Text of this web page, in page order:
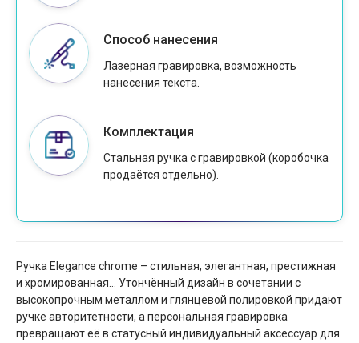
Способ нанесения
Лазерная гравировка, возможность
нанесения текста.
Комплектация
Стальная ручка с гравировкой (коробочка
продаётся отдельно).
Ручка Elegance chrome – стильная, элегантная, престижная
и хромированная… Утончённый дизайн в сочетании с
высокопрочным металлом и глянцевой полировкой придают
ручке авторитетности, а персональная гравировка
превращают её в статусный индивидуальный аксессуар для